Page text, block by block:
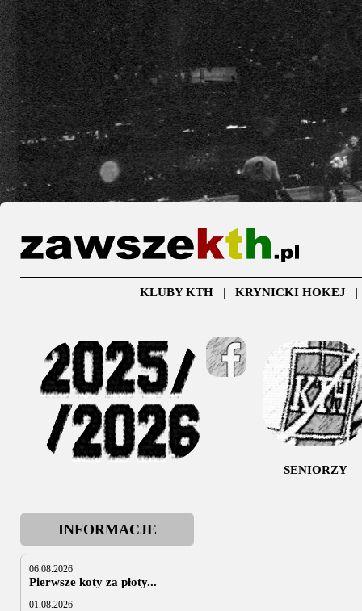
KLUBY KTH| KRYNICKI HOKEJ
SENIORZY
INFORMACJE
06.08.2026
Pierwsze koty za płoty...
01.08.2026